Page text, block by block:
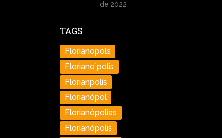
de 2022
TAGS
Florianopols
Floriano´polis
Florianpolis
Florianópol
Florianópolies
Florianópolis